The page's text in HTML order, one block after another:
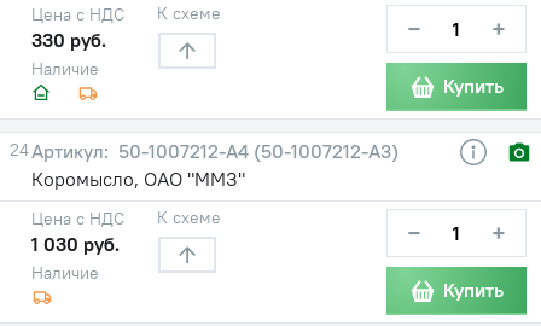
Наличие
Цена с НДС
330 руб.
К схеме − +
Купить
24
50-1007212-А4 (50-1007212-А3)
Коромысло, ОАО "ММЗ"
Наличие
Цена с НДС
1 030 руб.
К схеме − +
Купить